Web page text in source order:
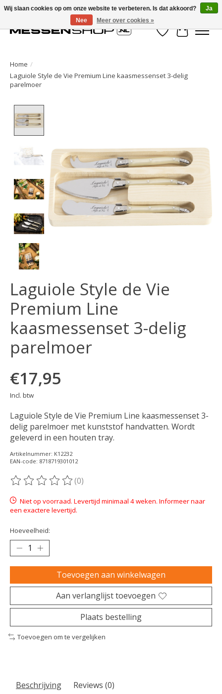
Verlanglijst
Home /
Laguiole Style de Vie Premium Line kaasmessenset 3-delig
parelmoer
Laguiole Style de Vie
Premium Line
kaasmessenset 3-delig
parelmoer
€17,95
Incl. btw
Laguiole Style de Vie Premium Line kaasmessenset 3-
delig parelmoer met kunststof handvatten. Wordt
geleverd in een houten tray.
Artikelnummer: K12232
EAN-code: 8718719301012
De beoordeling van dit product is
(0)
Niet op voorraad. Levertijd minimaal 4 weken. Informeer naar
een exactere levertijd.
Hoeveelheid:
Toevoegen aan winkelwagen
Aan verlanglijst toevoegen
Plaats bestelling
Toevoegen om te vergelijken
Beschrijving Reviews (0)
Wij slaan cookies op om onze website te verbeteren. Is dat akkoord?
Ja
Nee
Meer over cookies »